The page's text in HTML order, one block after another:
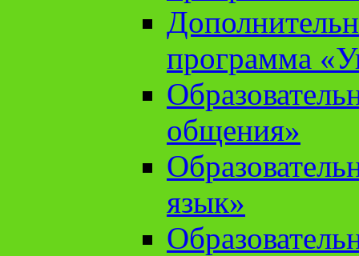
программа
общения»
язык»